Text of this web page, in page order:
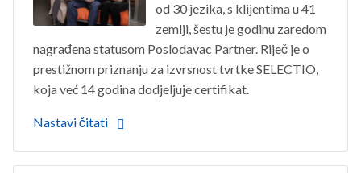
od 30 jezika, s klijentima u 41
zemlji, šestu je godinu zaredom
nagrađena statusom Poslodavac Partner. Riječ je o
prestižnom priznanju za izvrsnost tvrtke SELECTIO,
koja već 14 godina dodjeljuje certifikat.
Nastavi čitati